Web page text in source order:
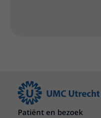
Patiënt en bezoek